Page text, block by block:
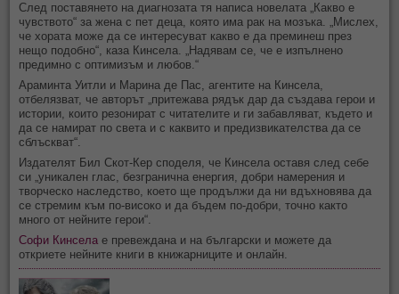
След поставянето на диагнозата тя написа новелата „Какво е
чувството“ за жена с пет деца, която има рак на мозъка. „Мислех,
че хората може да се интересуват какво е да преминеш през
нещо подобно“, каза Кинсела. „Надявам се, че е изпълнено
предимно с оптимизъм и любов.“
Араминта Уитли и Марина де Пас, агентите на Кинсела,
отбелязват, че авторът „притежава рядък дар да създава герои и
истории, които резонират с читателите и ги забавляват, където и
да се намират по света и с каквито и предизвикателства да се
сблъскват“.
Издателят Бил Скот-Кер споделя, че Кинсела оставя след себе
си „уникален глас, безгранична енергия, добри намерения и
творческо наследство, което ще продължи да ни вдъхновява да
се стремим към по-високо и да бъдем по-добри, точно както
много от нейните герои“.
Софи Кинсела е превеждана и на български и можете да
откриете нейните книги в книжарниците и онлайн.